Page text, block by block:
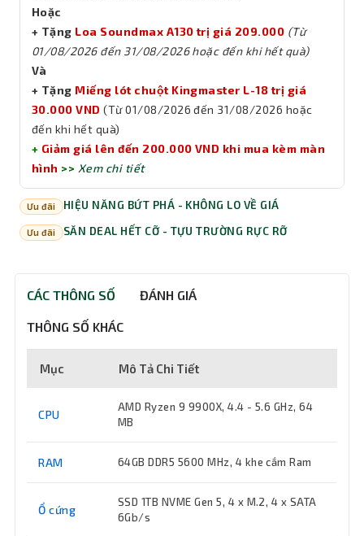
Hoặc
+ Tặng Loa Soundmax A130 trị giá 209.000 (Từ
01/08/2026 đến 31/08/2026 hoặc đến khi hết quà)
Và
+ Tặng Miếng lót chuột Kingmaster L-18 trị giá
30.000 VND (Từ 01/08/2026 đến 31/08/2026 hoặc
đến khi hết quà)
+ Giảm giá lên đến 200.000 VND khi mua kèm màn
hình >> Xem chi tiết
Ưu đãi HIỆU NĂNG BỨT PHÁ - KHÔNG LO VỀ GIÁ
Ưu đãi SĂN DEAL HẾT CỠ - TỰU TRƯỜNG RỰC RỠ
CÁC THÔNG SỐ ĐÁNH GIÁ
THÔNG SỐ KHÁC
Mục Mô Tả Chi Tiết
CPU
AMD Ryzen 9 9900X, 4.4 - 5.6 GHz, 64
MB
RAM 64GB DDR5 5600 MHz, 4 khe cắm Ram
Ổ cứng
SSD 1TB NVME Gen 5, 4 x M.2, 4 x SATA
6Gb/s